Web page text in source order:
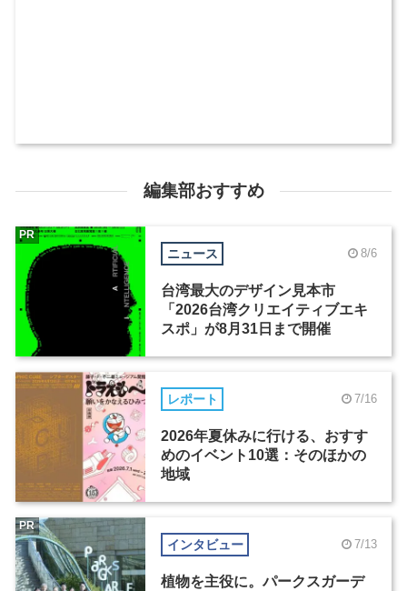
編集部おすすめ
ニュース 8/6
台湾最大のデザイン見本市
「2026台湾クリエイティブエキ
スポ」が8月31日まで開催
PR
レポート 7/16
2026年夏休みに行ける、おすす
めのイベント10選：そのほかの
地域
インタビュー 7/13
植物を主役に。パークスガーデ
PR